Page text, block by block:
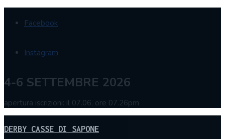
Facebook
Instagram
4-6 SETTEMBRE 2026
apertura iscrizioni: il 07.06, ore 07.26pm
DERBY CASSE DI SAPONE